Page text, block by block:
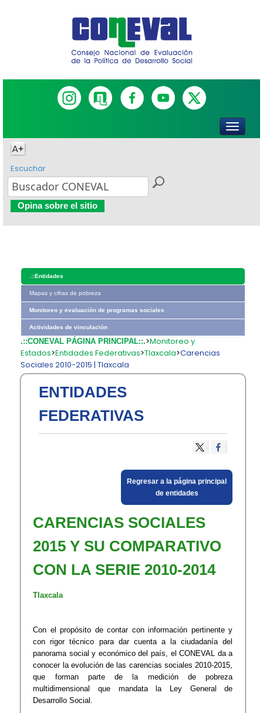
Escuchar
Opina sobre el sitio
.::Entidades
Mapas y cifras de pobreza
Monitoreo y evaluación de programas sociales
Actividades de vinculación
.::CONEVAL PÁGINA PRINCIPAL::.>Monitoreo y
Estados>Entidades Federativas>Tlaxcala>Carencias
Sociales 2010-2015 | Tlaxcala
ENTIDADES
FEDERATIVAS
​Regresar a la página principal
de entidades​
CARENCIAS SOCIALES
2015 Y ​SU COMPARATIVO
CON LA SERIE 2010-2014
Tlaxcala
Con el propósito de contar con información pertinente y
con rigor técnico para dar cuenta a la ciudadanía del
panorama social y económico del país, el CONEVAL da a
conocer la evolución de las carencias sociales 2010-2015,
que forman parte de la medición de pobreza
multidimensional que mandata la Ley General de
Desarrollo Social.